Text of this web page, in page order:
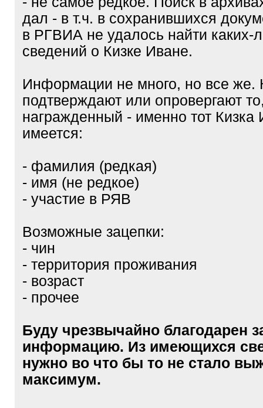
дал - в т.ч. в сохранившихся
в РГВИА не удалось найти каких-
сведений о Кизке Иване.
Информации не много, но все же.
подтверждают или опровергают
награжденный - именно тот Кизка
имеется:
- фамилия (редкая)
- имя (не редкое)
- участие в РЯВ
Возможные зацепки:
- чин
- территория проживания
- возраст
- прочее
Буду чрезвычайно благодарен
информацию. Из имеющихся
нужно во что бы то не стало
максимум.